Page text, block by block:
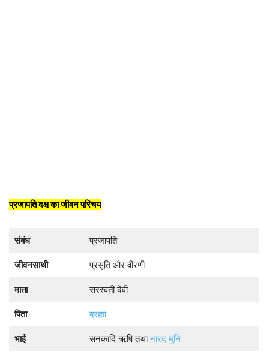
प्रजापति दक्ष का जीवन परिचय
संबंध प्रजापति
जीवनसाथी प्रसूति और वीरणी
माता सरस्वती देवी
पिता ब्रह्मा
भाई सनकादि ऋषि तथानारद मुनि